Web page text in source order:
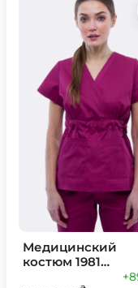
Медицинский
костюм 1981